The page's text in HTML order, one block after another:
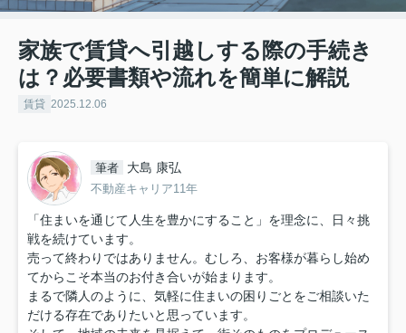
家族で賃貸へ引越しする際の手続き
は？必要書類や流れを簡単に解説
賃貸 2025.12.06
筆者 大島 康弘
不動産キャリア11年
「住まいを通じて人生を豊かにすること」を理念に、日々挑
戦を続けています。
売って終わりではありません。むしろ、お客様が暮らし始め
てからこそ本当のお付き合いが始まります。
まるで隣人のように、気軽に住まいの困りごとをご相談いた
だける存在でありたいと思っています。